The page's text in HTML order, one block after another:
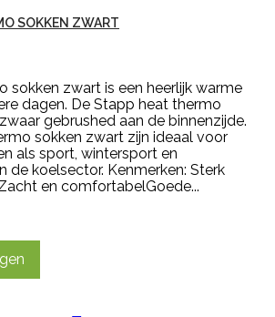
SOKKEN ZWART
sokken zwart is een heerlijk warme
dagen. De Stapp heat thermo
gebrushed aan de binnenzijde.
sokken zwart zijn ideaal voor
als sport, wintersport en
de koelsector. Kenmerken: Sterk
en comfortabelGoede...